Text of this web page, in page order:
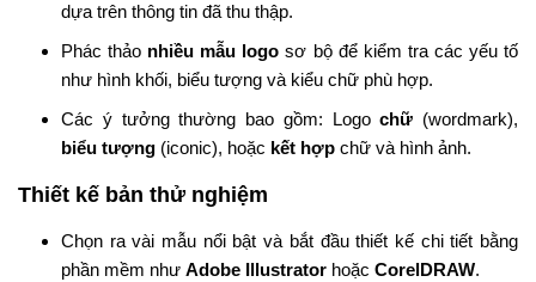
dựa trên thông tin đã thu thập.
Phác thảo nhiều mẫu logo sơ bộ để kiểm tra các yếu tố
như hình khối, biểu tượng và kiểu chữ phù hợp.
Các ý tưởng thường bao gồm: Logochữ (wordmark),
biểu tượng (iconic), hoặc kết hợp chữ và hình ảnh.​
Thiết kế bản thử nghiệm
Chọn ra vài mẫu nổi bật và bắt đầu thiết kế chi tiết bằng
phần mềm như Adobe Illustrator hoặc CorelDRAW.